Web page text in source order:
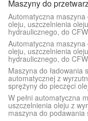
Maszyny do
Automatyczna
oleju, uszczelnienia
hydraulicznego, do
Automatyczna
oleju, uszczelnienia
hydraulicznego, do
Maszyna do ładowania
automatycznej z
sprężyny do pieczęci
W pełni automatyczna
uszczelnienia oleju z
maszyna do